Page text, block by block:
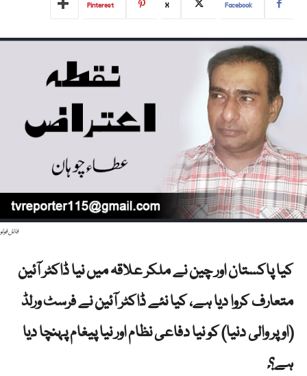
Facebook
X
Pinterest
فائل فوٹو
کیا پاکستان اور چین نے ملکر علاقہ میں نیا ڈاکٹر آئین
متعارف کروا دیا ہے، کیا نئے ڈاکٹر آئین نے فرسٹ ورلڈ
(اوپر والی دنیا) کو نیا دفاعی نظام اور نیا پیغام پہنچا دیا
ہے؟ْ